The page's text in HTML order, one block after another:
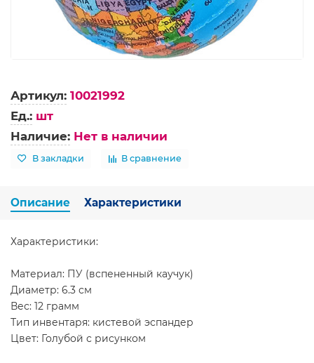
Артикул: 10021992
Ед.: шт
Наличие: Нет в наличии
В закладки В сравнение
Описание Характеристики
Характеристики:
Материал: ПУ (вспененный каучук)
Диаметр: 6.3 см
Вес: 12 грамм
Тип инвентаря: кистевой эспандер
Цвет: Голубой с рисунком